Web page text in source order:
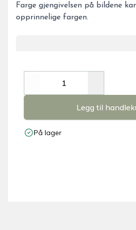
Farge gjengivelsen på bildene
opprinnelige fargen.
Decrease
Legg til
På lager